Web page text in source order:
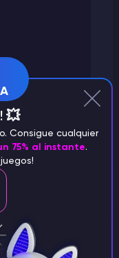
💥
Consigue cualquier
75% al instante.